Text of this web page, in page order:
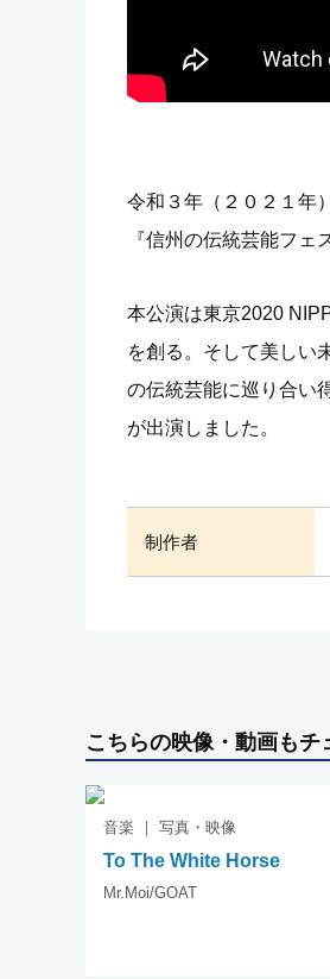
令和３年（２０２１年
『信州の伝統芸能フェ
本公演は東京2020
を創る。そして美しい
の伝統芸能に巡り合い
が出演しました。
制作者
こちらの映像・動画もチ
音楽 ｜ 写真・映像
To The White Horse
Mr.Moi/GOAT